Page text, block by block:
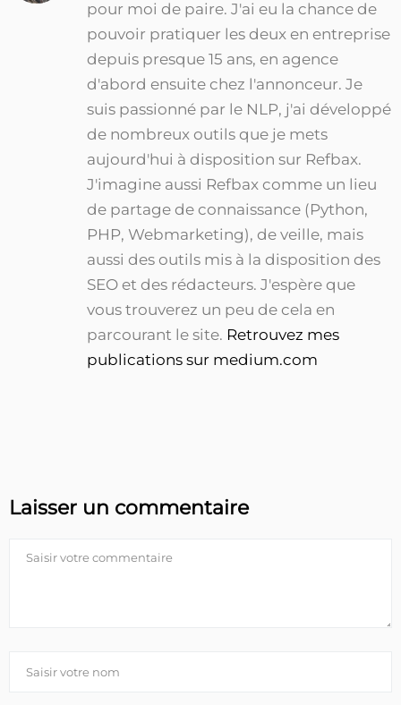
pour moi de paire. J'ai eu la chance de
pouvoir pratiquer les deux en entreprise
depuis presque 15 ans, en agence
d'abord ensuite chez l'annonceur. Je
suis passionné par le NLP, j'ai développé
de nombreux outils que je mets
aujourd'hui à disposition sur Refbax.
J'imagine aussi Refbax comme un lieu
de partage de connaissance (Python,
PHP, Webmarketing), de veille, mais
aussi des outils mis à la disposition des
SEO et des rédacteurs. J'espère que
vous trouverez un peu de cela en
parcourant le site. Retrouvez mes
publications sur medium.com
Laisser un commentaire